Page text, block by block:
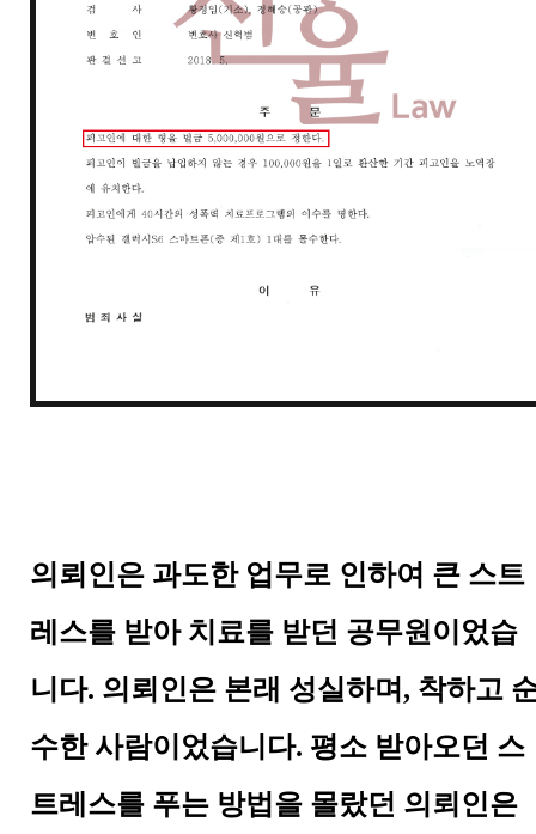
의뢰인은 과도한 업무로 인하여 큰 스트
레스를 받아 치료를 받던 공무원 이었습
니다. 의뢰인은 본래 성실하며, 착하고
수한 사람이었습니다. 평소 받아오던 스
트레스를 푸는 방법을 몰랐던 의뢰인은